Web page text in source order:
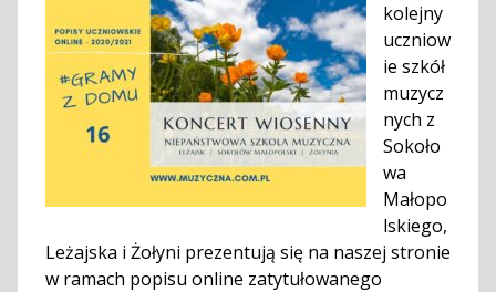
kolejny
uczniow
ie szkół
muzycz
nych z
Sokoło
wa
Małopo
lskiego,
Leżajska i Żołyni prezentują się na naszej stronie
w ramach popisu online zatytułowanego